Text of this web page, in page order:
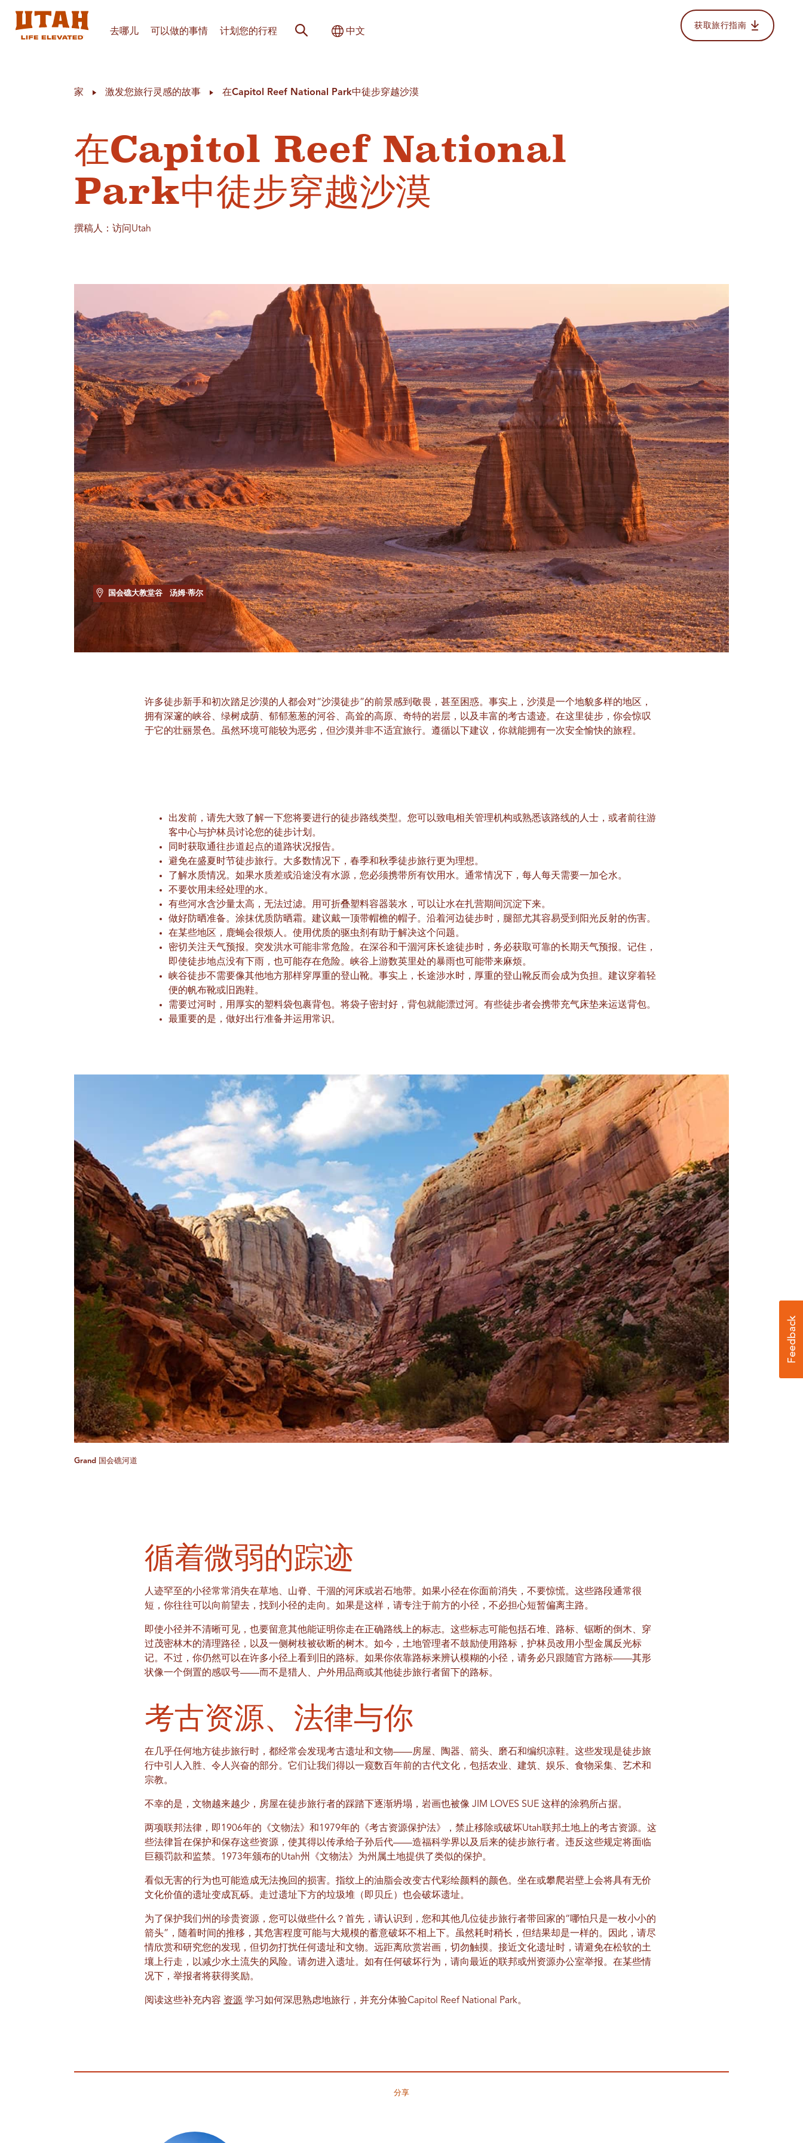
去哪儿 可以做的事情 计划您的行程 网站搜索切换国际
中文 获取旅行指南
家 激发您旅行灵感的故事 在Capitol Reef National Park中徒步穿越沙漠
在Capitol Reef National
Park中徒步穿越沙漠
撰稿人：访问Utah
国会礁大教堂谷 汤姆·蒂尔
许多徒步新手和初次踏足沙漠的人都会对“沙漠徒步”的前景感到敬畏，甚至困惑。事实上，沙漠是一个地貌多样的地区，
拥有深邃的峡谷、绿树成荫、郁郁葱葱的河谷、高耸的高原、奇特的岩层，以及丰富的考古遗迹。在这里徒步，你会惊叹
于它的壮丽景色。虽然环境可能较为恶劣，但沙漠并非不适宜旅行。遵循以下建议，你就能拥有一次安全愉快的旅程。
出发前，请先大致了解一下您将要进行的徒步路线类型。您可以致电相关管理机构或熟悉该路线的人士，或者前往游
客中心与护林员讨论您的徒步计划。
同时获取通往步道起点的道路状况报告。
避免在盛夏时节徒步旅行。大多数情况下，春季和秋季徒步旅行更为理想。
了解水质情况。如果水质差或沿途没有水源，您必须携带所有饮用水。通常情况下，每人每天需要一加仑水。
不要饮用未经处理的水。
有些河水含沙量太高，无法过滤。用可折叠塑料容器装水，可以让水在扎营期间沉淀下来。
做好防晒准备。涂抹优质防晒霜。建议戴一顶带帽檐的帽子。沿着河边徒步时，腿部尤其容易受到阳光反射的伤害。
在某些地区，鹿蝇会很烦人。使用优质的驱虫剂有助于解决这个问题。
密切关注天气预报。突发洪水可能非常危险。在深谷和干涸河床长途徒步时，务必获取可靠的长期天气预报。记住，
即使徒步地点没有下雨，也可能存在危险。峡谷上游数英里处的暴雨也可能带来麻烦。
峡谷徒步不需要像其他地方那样穿厚重的登山靴。事实上，长途涉水时，厚重的登山靴反而会成为负担。建议穿着轻
便的帆布靴或旧跑鞋。
需要过河时，用厚实的塑料袋包裹背包。将袋子密封好，背包就能漂过河。有些徒步者会携带充气床垫来运送背包。
最重要的是，做好出行准备并运用常识。
Grand 国会礁河道
循着微弱的踪迹
人迹罕至的小径常常消失在草地、山脊、干涸的河床或岩石地带。如果小径在你面前消失，不要惊慌。这些路段通常很
短，你往往可以向前望去，找到小径的走向。如果是这样，请专注于前方的小径，不必担心短暂偏离主路。
即使小径并不清晰可见，也要留意其他能证明你走在正确路线上的标志。这些标志可能包括石堆、路标、锯断的倒木、穿
过茂密林木的清理路径，以及一侧树枝被砍断的树木。如今，土地管理者不鼓励使用路标，护林员改用小型金属反光标
记。不过，你仍然可以在许多小径上看到旧的路标。如果你依靠路标来辨认模糊的小径，请务必只跟随官方路标——其形
状像一个倒置的感叹号——而不是猎人、户外用品商或其他徒步旅行者留下的路标。
考古资源、法律与你
在几乎任何地方徒步旅行时，都经常会发现考古遗址和文物——房屋、陶器、箭头、磨石和编织凉鞋。这些发现是徒步旅
行中引人入胜、令人兴奋的部分。它们让我们得以一窥数百年前的古代文化，包括农业、建筑、娱乐、食物采集、艺术和
宗教。
不幸的是，文物越来越少，房屋在徒步旅行者的踩踏下逐渐坍塌，岩画也被像 JIM LOVES SUE 这样的涂鸦所占据。
两项联邦法律，即1906年的《文物法》和1979年的《考古资源保护法》，禁止移除或破坏Utah联邦土地上的考古资源。这
些法律旨在保护和保存这些资源，使其得以传承给子孙后代——造福科学界以及后来的徒步旅行者。违反这些规定将面临
巨额罚款和监禁。1973年颁布的Utah州《文物法》为州属土地提供了类似的保护。
看似无害的行为也可能造成无法挽回的损害。指纹上的油脂会改变古代彩绘颜料的颜色。坐在或攀爬岩壁上会将具有无价
文化价值的遗址变成瓦砾。走过遗址下方的垃圾堆（即贝丘）也会破坏遗址。
为了保护我们州的珍贵资源，您可以做些什么？首先，请认识到，您和其他几位徒步旅行者带回家的“哪怕只是一枚小小的
箭头”，随着时间的推移，其危害程度可能与大规模的蓄意破坏不相上下。虽然耗时稍长，但结果却是一样的。因此，请尽
情欣赏和研究您的发现，但切勿打扰任何遗址和文物。远距离欣赏岩画，切勿触摸。接近文化遗址时，请避免在松软的土
壤上行走，以减少水土流失的风险。请勿进入遗址。如有任何破坏行为，请向最近的联邦或州资源办公室举报。在某些情
况下，举报者将获得奖励。
阅读这些补充内容 资源学习如何深思熟虑地旅行，并充分体验Capitol Reef National Park。
分享